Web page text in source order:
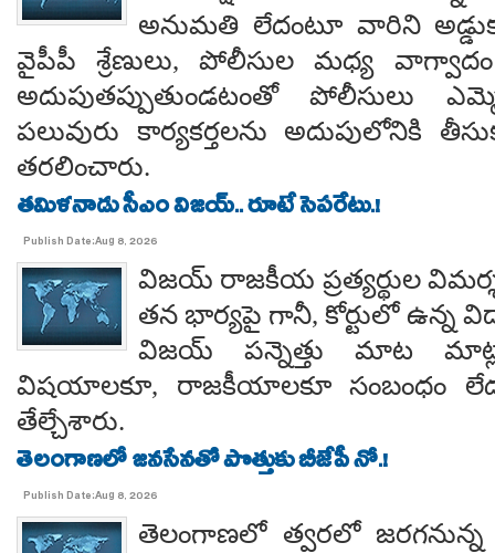
అనుమతి లేదంటూ వారిని
వైపీపీ శ్రేణులు, పోలీసుల మధ్య వాగ్వాదం
అదుపుతప్పుతుండటంతో పోలీసులు
పలువురు కార్యకర్తలను అదుపులోనికి
తరలించారు.
తమిళనాడు సీఎం విజయ్.. రూటే సెపరేటు.!
Publish Date:Aug 8, 2026
విజయ్ రాజకీయ ప్రత్యర్థుల
తన భార్యపై గానీ, కోర్టులో ఉన్న
విజయ్ పన్నెత్తు మాట
విషయాలకూ, రాజకీయాలకూ సంబంధం
తేల్చేశారు.
తెలంగాణలో జనసేనతో పొత్తుకు బీజేపీ నో.!
Publish Date:Aug 8, 2026
తెలంగాణలో త్వరలో